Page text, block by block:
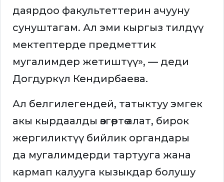
даярдоо факультеттерин ачууну
сунуштагам. Ал эми кыргыз тилдүү
мектептерде предметтик
мугалимдер жетиштүү», — деди
Догдуркүл Кендирбаева.
Ал белгилегендей, татыктуу эмгек
акы кырдаалды өзгөртө алат, бирок
жергиликтүү бийлик органдары
да мугалимдерди тартууга жана
кармап калууга кызыкдар болушу